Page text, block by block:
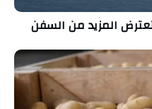
المزيد من السفن